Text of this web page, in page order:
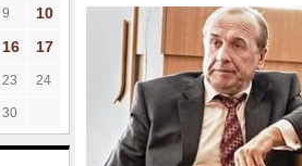
9
10
16
17
23 24
30